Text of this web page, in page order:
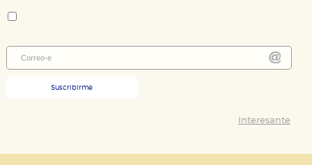
Suscribirme
Interesante